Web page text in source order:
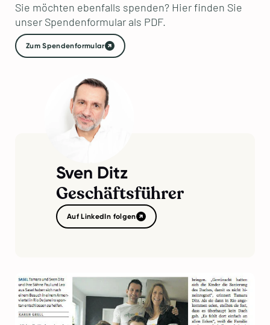
Sie möchten ebenfalls spenden? Hier finden Sie
unser Spendenformular als PDF.
Zum Spendenformular
Sven Ditz
Geschäftsführer
Auf LinkedIn folgen